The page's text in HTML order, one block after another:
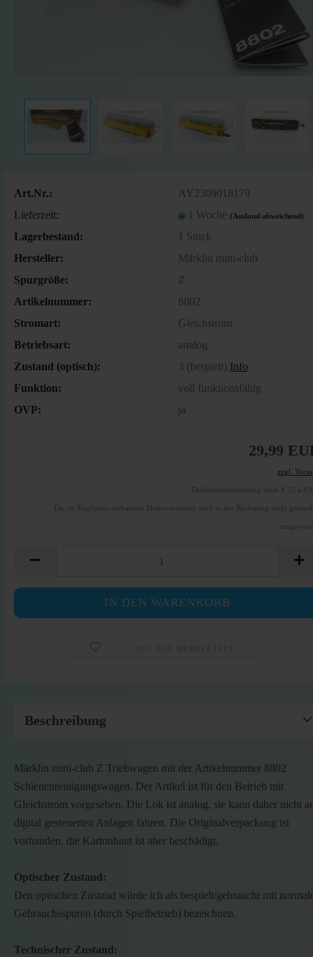
Art.Nr.:
AY2309018179
Lieferzeit:
1 Woche (Ausland abweichend)
Lagerbestand: 1 Stück
Hersteller:
Märklin mini-club
Spurgröße:
Z
Artikelnummer:
8802
Stromart:
Gleichstrom
Betriebsart:
analog
Zustand (optisch):
3 (bespielt) Info
Funktion:
voll funktionsfähig
OVP:
ja
29,99
zzgl.
Differenzbesteuerung nach § 25 a
Die im Kaufpreis enthaltene Mehrwertsteuer wird in der Rechnung nicht
Beschreibung
Märklin mini-club Z Triebwagen mit der Artikelnummer 8802
Schienenreinigungswagen. Der Artikel ist für den Betrieb mit
Gleichstrom vorgesehen. Die Lok ist analog, sie kann daher nicht
digital gesteuerten Anlagen fahren. Die Originalverpackung ist
vorhanden, die Kartonhaut ist aber beschädigt.
Optischer Zustand:
Den optischen Zustand würde ich als bespielt/gebraucht mit
Gebrauchsspuren (durch Spielbetrieb) bezeichnen.
Technischer Zustand: